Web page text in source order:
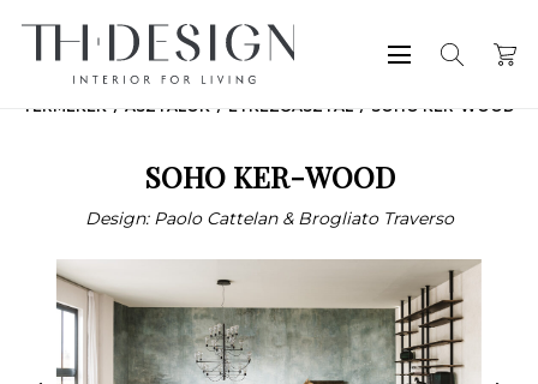
TERMÉKEK ASZTALOK ÉTKEZŐASZTAL SOHO KER-WOOD
SOHO KER-WOOD
Design: Paolo Cattelan & Brogliato Traverso